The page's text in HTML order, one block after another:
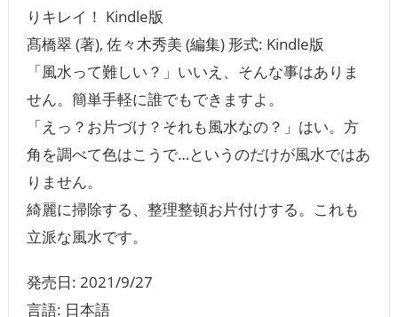
りキレイ！ Kindle版
髙橋翠 (著), 佐々木秀美 (編集) 形式: Kindle版
「風水って難しい？」いいえ、そんな事はありま
せん。簡単手軽に誰でもできますよ。
「えっ？お片づけ？それも風水なの？」はい。方
角を調べて色はこうで…というのだけが風水ではあ
りません。
綺麗に掃除する、整理整頓お片付けする。これも
立派な風水です。
発売日: 2021/9/27
言語: 日本語